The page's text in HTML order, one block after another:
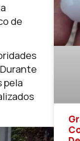
de
pela